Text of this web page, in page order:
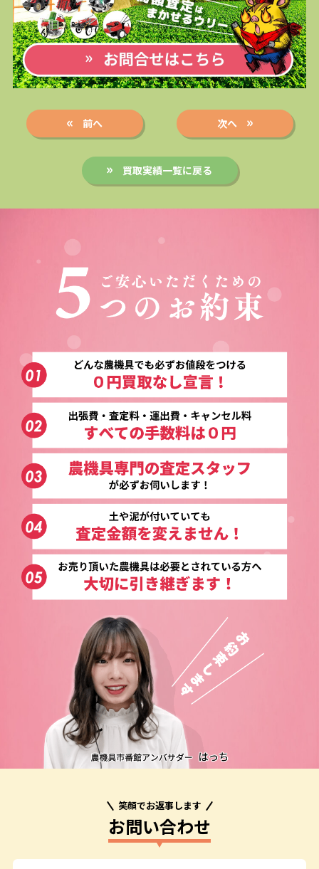
前へ 次へ
買取実績一覧に戻る
笑顔でお返事します
お問い合わせ